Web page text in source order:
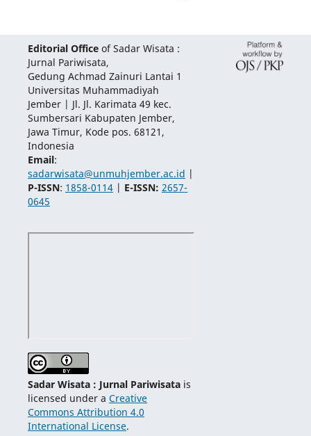
Editorial Officeof Sadar Wisata :
Jurnal Pariwisata,
Gedung Achmad Zainuri Lantai 1
Universitas Muhammadiyah
Jember | Jl. Jl. Karimata 49 kec.
Sumbersari Kabupaten Jember,
Jawa Timur, Kode pos. 68121,
Indonesia
Email:
sadarwisata@unmuhjember.ac.id |
P-ISSN: 1858-0114| E-ISSN: 2657-
0645
Sadar Wisata : Jurnal Pariwisatais
licensed under a Creative
Commons Attribution 4.0
International License.